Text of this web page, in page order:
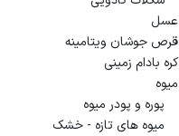
عسل
قرص جوشان ویتامینه
کره بادام زمینی
میوه
پوره و پودر میوه
میوه های تازه - خشک